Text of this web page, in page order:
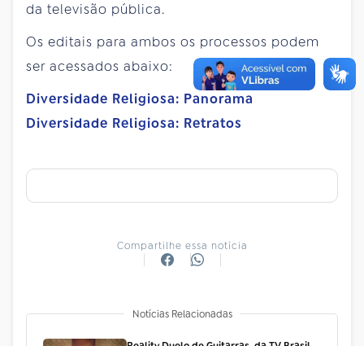
da televisão pública.
Os editais para ambos os processos podem
ser acessados abaixo:
Diversidade Religiosa: Panorama
Diversidade Religiosa: Retratos
Compartilhe essa notícia
Notícias Relacionadas